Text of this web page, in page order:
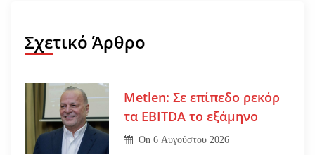
Σχετικό Άρθρο
Metlen: Σε επίπεδο ρεκόρ
τα EBITDA το εξάμηνο
On6 Αυγούστου 2026